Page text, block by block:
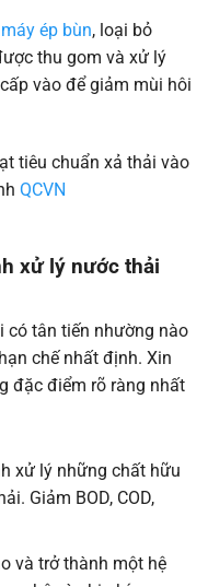
máy ép bùn, loại bỏ
thu gom và xử lý
vào để giảm mùi hôi
tiêu chuẩn xả thải vào
QCVN
xử lý nước thải
có tân tiến nhường nào
chế nhất định. Xin
đặc điểm rõ ràng nhất
xử lý những chất hữu
Giảm BOD, COD,
và trở thành một hệ